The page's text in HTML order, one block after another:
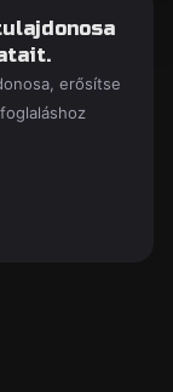
erősítse